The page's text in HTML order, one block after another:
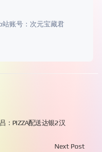
账号：次元宝藏君
：PIZZA配送达银2 汉
Next Post